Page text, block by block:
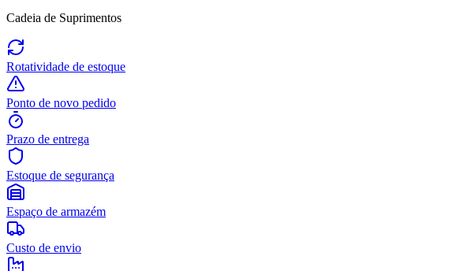
Cadeia de Suprimentos
Rotatividade de estoque
Ponto de novo pedido
Prazo de entrega
Estoque de segurança
Espaço de armazém
Custo de envio